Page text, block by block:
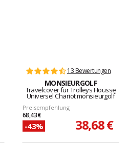
13 Bewertungen
MONSIEURGOLF
Travelcover für Trolleys Housse
Universel Chariot monsieurgolf
Preisempfehlung
68,43 €
-43% 38,68 €